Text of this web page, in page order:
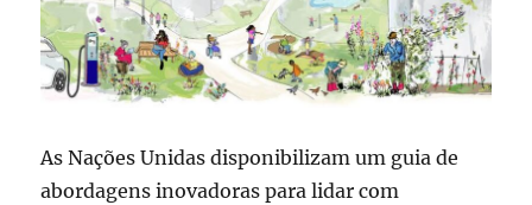
As Nações Unidas disponibilizam um guia de
abordagens inovadoras para lidar com